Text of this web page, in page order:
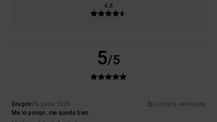
4.8
5/5
Dragos29. junio 2026
Compra verificada
Me lo pongo, me queda bien